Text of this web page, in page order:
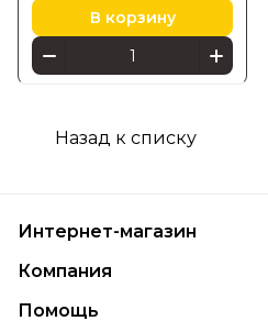
В корзину
Назад к списку
Интернет-магазин
Компания
Помощь